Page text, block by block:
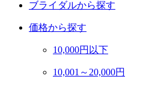
ブライダルから探す
価格から探す
10,000円以下
10,001～20,000円